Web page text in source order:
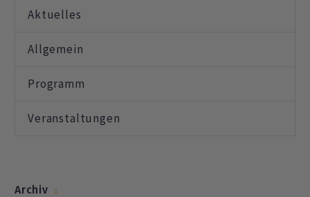
Aktuelles
Allgemein
Programm
Veranstaltungen
Archiv